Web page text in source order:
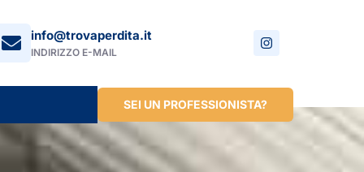
info@trovaperdita.it
INDIRIZZO E-MAIL
SEI UN PROFESSIONISTA?